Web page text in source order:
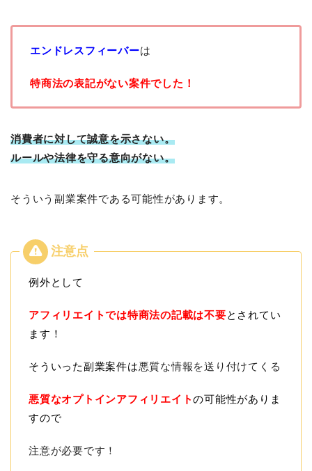
エンドレスフィーバーは
特商法の表記がない案件でした！
消費者に対して誠意を示さない。
ルールや法律を守る意向がない。
そういう副業案件である可能性があります。
例外として
アフィリエイトでは特商法の記載は不要とされてい
ます！
そういった副業案件は悪質な情報を送り付けてくる
悪質なオプトインアフィリエイトの可能性がありま
すので
注意が必要です！